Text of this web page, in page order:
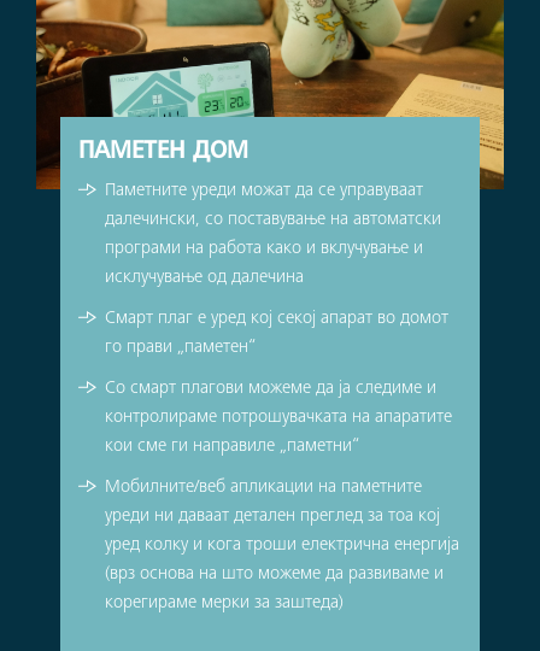
ПАМЕТЕН ДОМ
Паметните уреди можат да се управуваат
далечински, со поставување на автоматски
програми на работа како и вклучување и
исклучување од далечина
Смарт плаг е уред кој секој апарат во домот
го прави „паметен“
Со смарт плагови можеме да ја следиме и
контролираме потрошувачката на апаратите
кои сме ги направиле „паметни“
Мобилните/веб апликации на паметните
уреди ни даваат детален преглед за тоа кој
уред колку и кога троши електрична енергија
(врз основа на што можеме да развиваме и
корегираме мерки за заштеда)